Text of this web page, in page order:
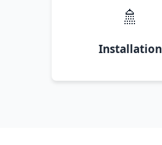
🚿
Installation